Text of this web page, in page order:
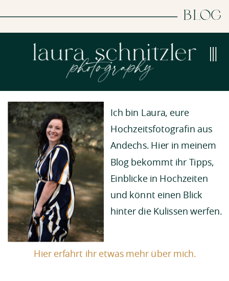
BLOG
Ich bin Laura, eure
Hochzeitsfotografin aus
Andechs. Hier in meinem
Blog bekommt ihr Tipps,
Einblicke in Hochzeiten
und könnt einen Blick
hinter die Kulissen werfen.
Hier erfahrt ihr etwas mehr über mich.